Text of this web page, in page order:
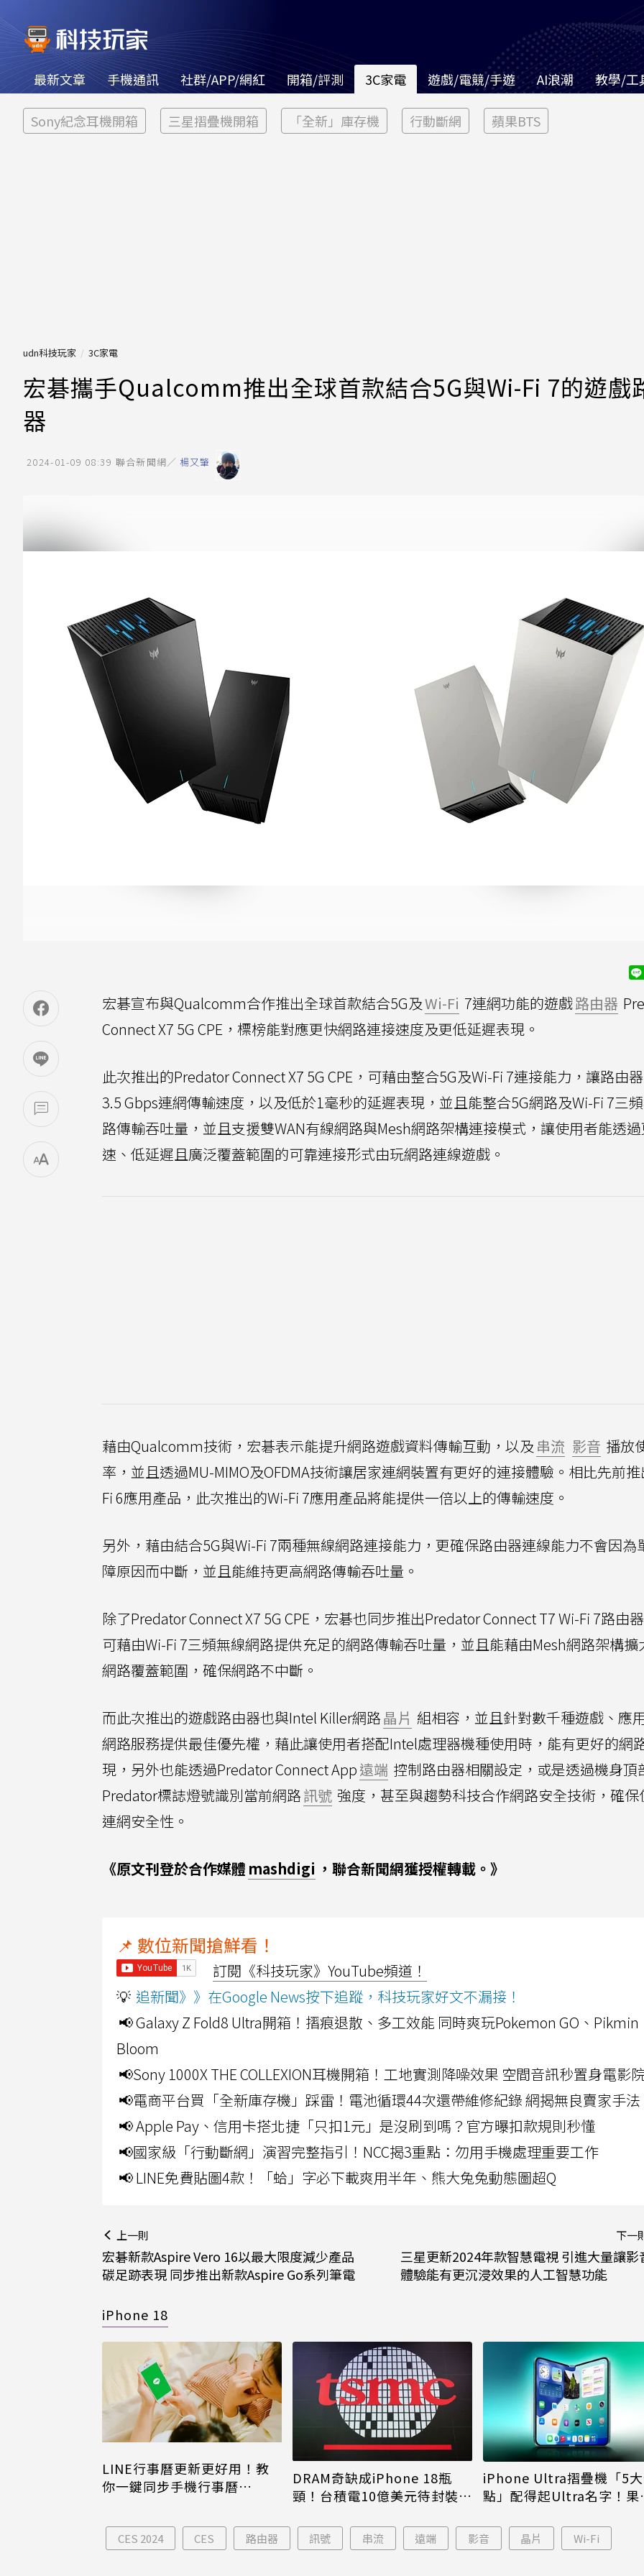
最新文章 手機通訊 社群/APP/網紅 開箱/評測 3C家電 遊戲/電競/手遊 AI浪潮 教學/工
Sony紀念耳機開箱 三星摺疊機開箱 「全新」庫存機 行動斷網 蘋果BTS
udn科技玩家 3C家電
宏碁攜手Qualcomm推出全球首款結合5G與Wi-Fi 7的遊戲
器
2024-01-09 08:39 聯合新聞網／ 楊又肇
宏碁宣布與Qualcomm合作推出全球首款結合5G及Wi-Fi 7連網功能的遊戲路由器
Connect X7 5G CPE，標榜能對應更快網路連接速度及更低延遲表現。
此次推出的Predator Connect X7 5G CPE，可藉由整合5G及Wi-Fi 7連接能力，讓路由
3.5 Gbps連網傳輸速度，以及低於1毫秒的延遲表現，並且能整合5G網路及Wi-Fi 7三
路傳輸吞吐量，並且支援雙WAN有線網路與Mesh網路架構連接模式，讓使用者能透
速、低延遲且廣泛覆蓋範圍的可靠連接形式由玩網路連線遊戲。
藉由Qualcomm技術，宏碁表示能提升網路遊戲資料傳輸互動，以及 串流 影音 播放
率，並且透過MU-MIMO及OFDMA技術讓居家連網裝置有更好的連接體驗。相比先前
Fi 6應用產品，此次推出的Wi-Fi 7應用產品將能提供一倍以上的傳輸速度。
另外，藉由結合5G與Wi-Fi 7兩種無線網路連接能力，更確保路由器連線能力不會因為
障原因而中斷，並且能維持更高網路傳輸吞吐量。
除了Predator Connect X7 5G CPE，宏碁也同步推出Predator Connect T7 Wi-Fi 7路由
可藉由Wi-Fi 7三頻無線網路提供充足的網路傳輸吞吐量，並且能藉由Mesh網路架構擴
網路覆蓋範圍，確保網路不中斷。
而此次推出的遊戲路由器也與Intel Killer網路晶片 組相容，並且針對數千種遊戲、應
網路服務提供最佳優先權，藉此讓使用者搭配Intel處理器機種使用時，能有更好的網
現，另外也能透過Predator Connect App遠端 控制路由器相關設定，或是透過機身頂
Predator標誌燈號識別當前網路訊號 強度，甚至與趨勢科技合作網路安全技術，確保
連網安全性。
《原文刊登於合作媒體 mashdigi ，聯合新聞網獲授權轉載。》
📌 數位新聞搶鮮看！
訂閱《科技玩家》YouTube頻道！
💡 追新聞》》在Google News按下追蹤，科技玩家好文不漏接！
📢 Galaxy Z Fold8 Ultra開箱！摺痕退散、多工效能 同時爽玩Pokemon GO、Pikmin
Bloom
📢Sony 1000X THE COLLEXION耳機開箱！工地實測降噪效果 空間音訊秒置身電影
📢電商平台買「全新庫存機」踩雷！電池循環44次還帶維修紀錄 網揭無良賣家手法
📢 Apple Pay、信用卡搭北捷「只扣1元」是沒刷到嗎？官方曝扣款規則秒懂
📢國家級「行動斷網」演習完整指引！NCC揭3重點：勿用手機處理重要工作
📢 LINE免費貼圖4款！「蛤」字必下載爽用半年、熊大兔兔動態圖超Q
上一則
宏碁新款Aspire Vero 16以最大限度減少產品
碳足跡表現 同步推出新款Aspire Go系列筆電
下一
三星更新2024年款智慧電視 引進大量讓影
體驗能有更沉浸效果的人工智慧功能
iPhone 18
LINE行事曆更新更好用！教
你一鍵同步手機行事曆
DRAM奇缺成iPhone 18瓶
頸！台積電10億美元待封裝晶
iPhone Ultra摺疊機「5
點」配得起Ultra名字！果
CES 2024 CES 路由器 訊號 串流 遠端 影音 晶片 Wi-Fi